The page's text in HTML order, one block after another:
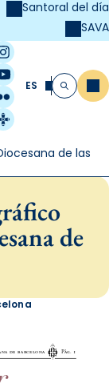
Santoral del día
SAVA
Estel
ES Buscar
de las
de